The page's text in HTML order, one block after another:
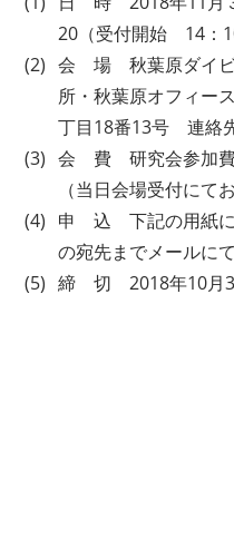
20（受付開始 14：
会 場 秋葉原ダイビ
所・秋葉原オフィー
丁目18番13号 連絡
会 費 研究会参加費
（当日会場受付にて
申 込 下記の用紙に
の宛先までメールに
締 切 2018年10月